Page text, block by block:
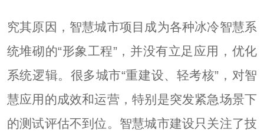
究其原因，智慧城市项目成为各种冰冷智慧系
统堆砌的“形象工程”，并没有立足应用，优化
系统逻辑。很多城市“重建设、轻考核”，对智
慧应用的成效和运营，特别是突发紧急场景下
的测试评估不到位。智慧城市建设只关注了技